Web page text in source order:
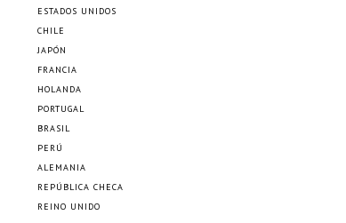
ESTADOS UNIDOS
CHILE
JAPÓN
FRANCIA
HOLANDA
PORTUGAL
BRASIL
PERÚ
ALEMANIA
REPÚBLICA CHECA
REINO UNIDO